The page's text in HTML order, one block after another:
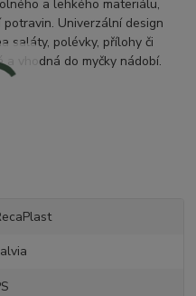
a lehkého materiálu,
Univerzální design
saláty, polévky, přílohy či
a vhodná do myčky nádobí.